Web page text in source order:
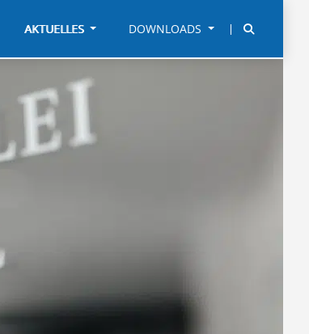
AKTUELLES DOWNLOADS